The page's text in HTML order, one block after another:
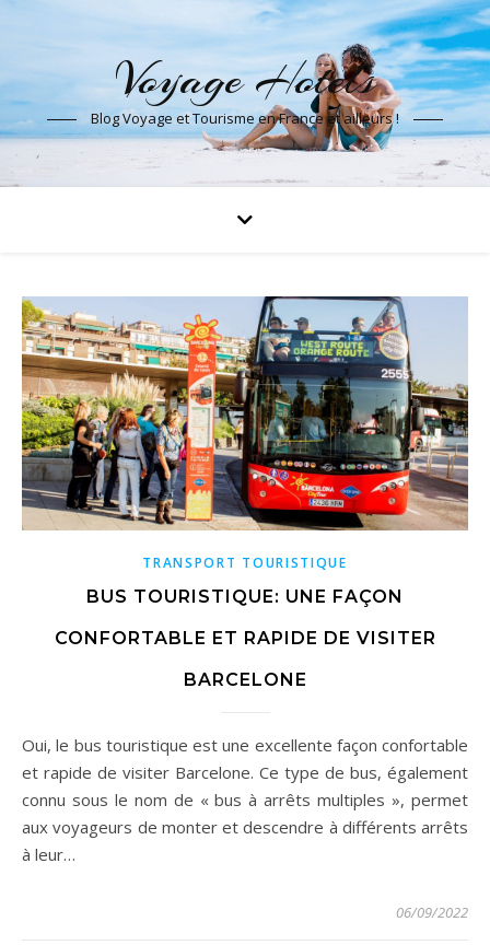
Voyage Hotels
Blog Voyage et Tourisme en France et ailleurs !
TRANSPORT TOURISTIQUE
BUS TOURISTIQUE: UNE FAÇON
CONFORTABLE ET RAPIDE DE VISITER
BARCELONE
Oui, le bus touristique est une excellente façon confortable
et rapide de visiter Barcelone. Ce type de bus, également
connu sous le nom de « bus à arrêts multiples », permet
aux voyageurs de monter et descendre à différents arrêts
à leur…
06/09/2022